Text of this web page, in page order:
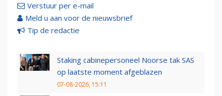
Verstuur per e-mail
Meld u aan voor de nieuwsbrief
Tip de redactie
Staking cabinepersoneel Noorse tak SAS
op laatste moment afgeblazen
07-08-2026, 15:11